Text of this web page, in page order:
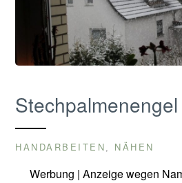
Stechpalmenengel
HANDARBEITEN NÄHEN
Werbung | Anzeige wegen